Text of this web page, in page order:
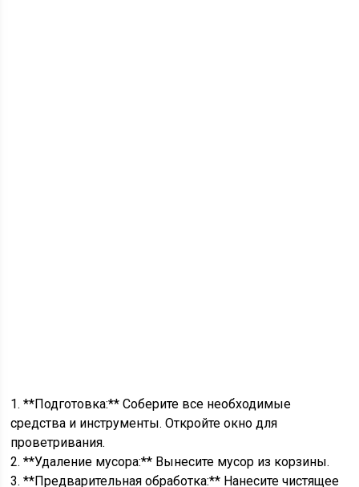
1. **Подготовка:** Соберите все необходимые
средства и инструменты. Откройте окно для
проветривания.
2. **Удаление мусора:** Вынесите мусор из корзины.
3. **Предварительная обработка:** Нанесите чистящее